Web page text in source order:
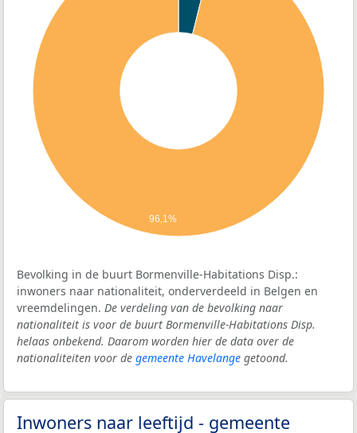
96,1%
Bevolking in de buurt Bormenville-Habitations Disp.:
inwoners naar nationaliteit, onderverdeeld in Belgen en
vreemdelingen. De verdeling van de bevolking naar
nationaliteit is voor de buurt Bormenville-Habitations Disp.
helaas onbekend. Daarom worden hier de data over de
nationaliteiten voor de gemeente Havelange getoond.
Inwoners naar leeftijd - gemeente